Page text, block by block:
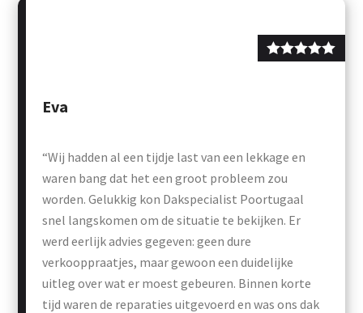
“Wij hadden al een tijdje last van een lekkage en
waren bang dat het een groot probleem zou
worden. Gelukkig kon Dakspecialist Poortugaal
snel langskomen om de situatie te bekijken. Er
werd eerlijk advies gegeven: geen dure
verkooppraatjes, maar gewoon een duidelijke
uitleg over wat er moest gebeuren. Binnen korte
tijd waren de reparaties uitgevoerd en was ons dak
Eva